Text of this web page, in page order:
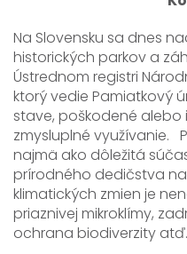
Na Slovensku sa dnes
historických parkov a
Ústrednom registri
ktorý vedie Pamiatkový
stave, poškodené alebo
zmysluplné využívanie.
najmä ako dôležitá
prírodného dedičstva
klimatických zmien je
priaznivej mikroklímy,
ochrana biodiverzity